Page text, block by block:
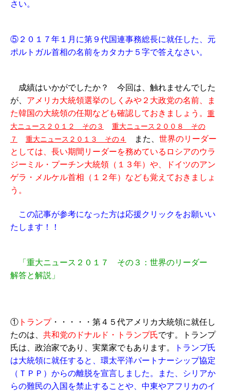
さい。
⑤２０１７年１月に第９代国連事務総長に就任した、元
ポルトガル首相の名前をカタカナ５字で答えなさい。
成績はいかがでしたか？ 今回は、触れませんでした
が、 アメリカ大統領選挙のしくみや２大政党の名前、ま
た韓国の大統領の任期なども確認しておきましょう。 重
大ニュース２０１２ その３
重大ニュース２００８ その
７
重大ニュース２０１３ その４ また、 世界のリーダー
としては、長い期間リーダーを務めているロシアのウラ
ジーミル・プーチン大統領（１３年）や、ドイツのアン
ゲラ・メルケル首相（１２年）なども覚えておきましょ
う。
この記事が参考になった方は応援クリックをお願いい
たします！！
「重大ニュース２０１７ その３：世界のリーダー
解答と解説」
① トランプ・・・・・第４５代アメリカ大統領に就任し
たのは、 共和党のドナルド・トランプ氏です。トランプ
氏は、政治家であり、実業家でもあります。
トランプ氏
は大統領に就任すると、環太平洋パートナーシップ協定
（ＴＰＰ）からの離脱を宣言しました。また、シリアか
らの難民の入国を禁止することや、中東やアフリカのイ